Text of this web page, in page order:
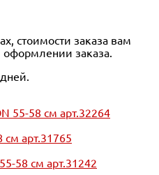
стоимости заказа вам
оформлении заказа.
55-58 см арт.32264
см арт.31765
58 см арт.31242